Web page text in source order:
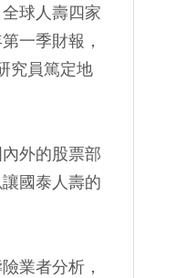
球人壽四家
一季財報，
究員篤定地
外的股票部
國泰人壽的
業者分析，